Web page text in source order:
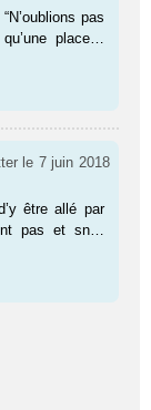
pas
place…
le 7 juin 2018
être allé par
pas et sn…